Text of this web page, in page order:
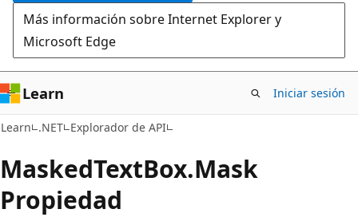
Más información sobre Internet Explorer y
Microsoft Edge
Learn Iniciar sesión
Learn .NET Explorador de API
MaskedTextBox.Mask
Propiedad